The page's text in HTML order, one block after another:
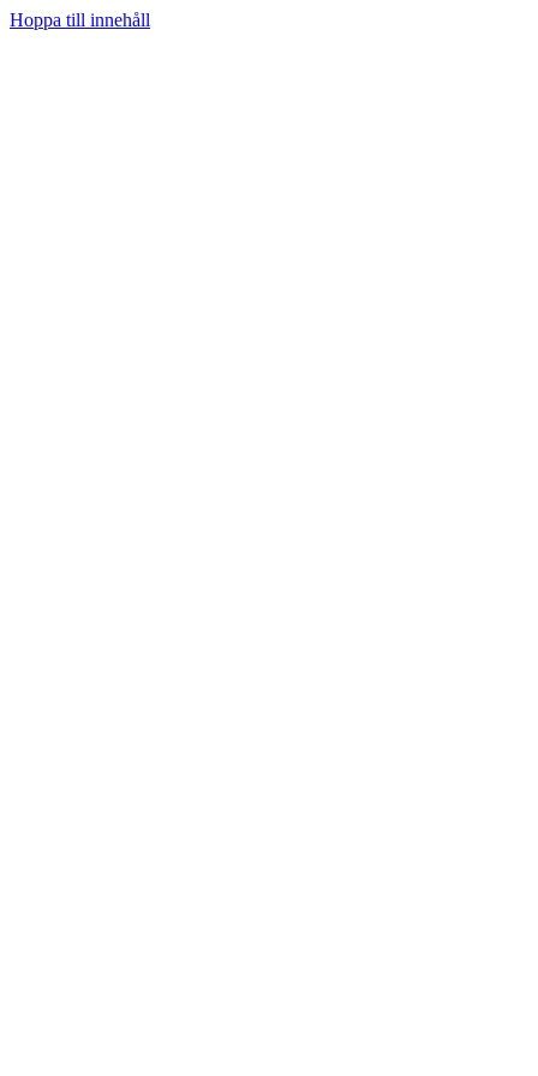
Hoppa till innehåll